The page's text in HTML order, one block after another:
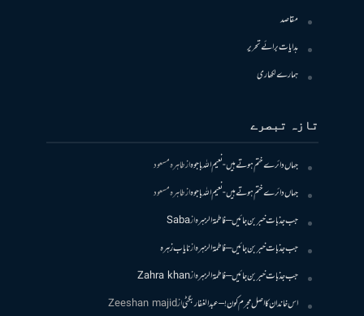
مقاصد
ہدایات برائے تحریر
ہمارے لکھاری
تازہ تبصرے
جہاں دائرے ختم ہوتے ہیں- نعیم اللہ باجوہازطاہرہ مسعود
جہاں دائرے ختم ہوتے ہیں- نعیم اللہ باجوہازطاہرہ مسعود
جب جذبات خبر بن جائیں – فاطمۃالزہرہازSaba
جب جذبات خبر بن جائیں – فاطمۃالزہرہازنایاب زہرہ
جب جذبات خبر بن جائیں – فاطمۃالزہرہازZahra khan
اس خاندان کا اصل مجرم کون! – عبدالغفار بگٹیازZeeshan majid